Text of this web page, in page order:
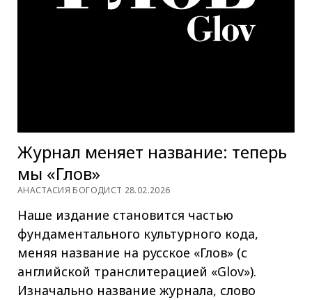
Журнал меняет название: теперь
мы «Глов»
АНАСТАСИЯ БОГОДИСТ 28.02.2026
Наше издание становится частью
фундаментального культурного кода,
меняя название на русское «Глов» (с
английской транслитерацией «Glov»).
Изначально название журнала, слово